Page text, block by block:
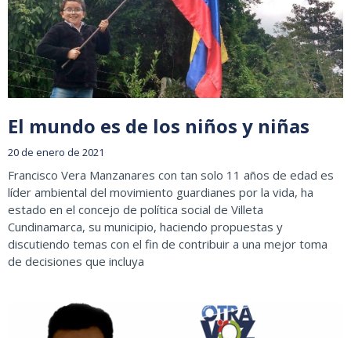
El mundo es de los niños y niñas
20 de enero de 2021
Francisco Vera Manzanares con tan solo 11 años de edad es
líder ambiental del movimiento guardianes por la vida, ha
estado en el concejo de política social de Villeta
Cundinamarca, su municipio, haciendo propuestas y
discutiendo temas con el fin de contribuir a una mejor toma
de decisiones que incluya